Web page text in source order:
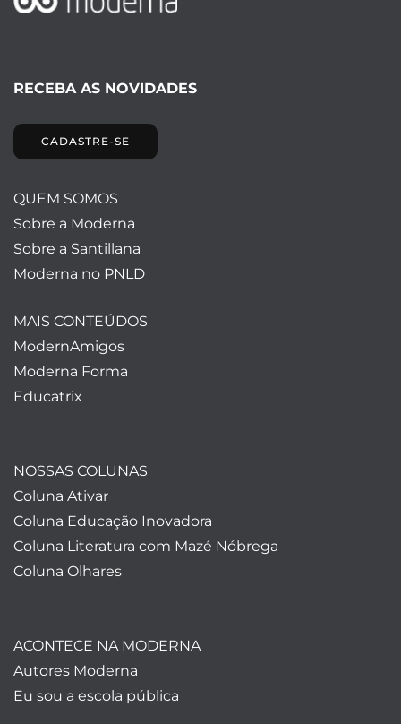
RECEBA AS NOVIDADES
CADASTRE-SE
QUEM SOMOS
Sobre a Moderna
Sobre a Santillana
Moderna no PNLD
MAIS CONTEÚDOS
ModernAmigos
Moderna Forma
Educatrix
NOSSAS COLUNAS
Coluna Ativar
Coluna Educação Inovadora
Coluna Literatura com Mazé Nóbrega
Coluna Olhares
ACONTECE NA MODERNA
Autores Moderna
Eu sou a escola pública